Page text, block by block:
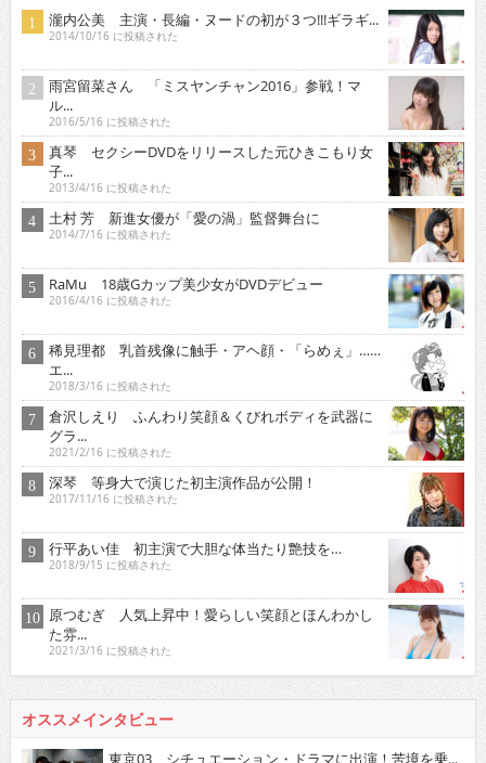
瀧内公美 主演・長編・ヌードの初が３つ!!!ギラギ...
2014/10/16 に投稿された
雨宮留菜さん 「ミスヤンチャン2016」参戦！マ
ル...
2016/5/16 に投稿された
真琴 セクシーDVDをリリースした元ひきこもり女
子...
2013/4/16 に投稿された
土村 芳 新進女優が「愛の渦」監督舞台に
2014/7/16 に投稿された
RaMu 18歳Gカップ美少女がDVDデビュー
2016/4/16 に投稿された
稀見理都 乳首残像に触手・アヘ顔・「らめぇ」……
エ...
2018/3/16 に投稿された
倉沢しえり ふんわり笑顔＆くびれボディを武器に
グラ...
2021/2/16 に投稿された
深琴 等身大で演じた初主演作品が公開！
2017/11/16 に投稿された
行平あい佳 初主演で大胆な体当たり艶技を…
2018/9/15 に投稿された
原つむぎ 人気上昇中！愛らしい笑顔とほんわかし
た雰...
2021/3/16 に投稿された
オススメインタビュー
東京03 シチュエーション・ドラマに出演！苦境を乗...